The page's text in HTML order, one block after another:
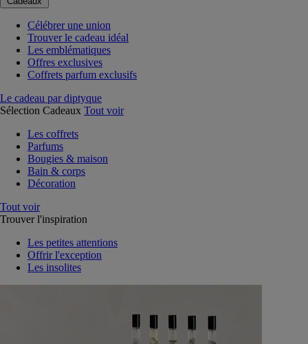
Célébrer une union
Trouver le cadeau idéal
Les emblématiques
Offres exclusives
Coffrets parfum exclusifs
Le cadeau par diptyque
Sélection Cadeaux Tout voir
Les coffrets
Parfums
Bougies & maison
Bain & corps
Décoration
Tout voir
Trouver l'inspiration
Les petites attentions
Offrir l'exception
Les insolites